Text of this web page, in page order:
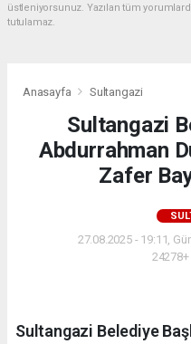
üstleniyorsunuz. Yazılan tüm
tutulamaz.
Anasayfa Sultangazi
Sultangazi
Abdurrahman
Zafer
27.08.2025 - 19:11,
Sultangazi Belediye